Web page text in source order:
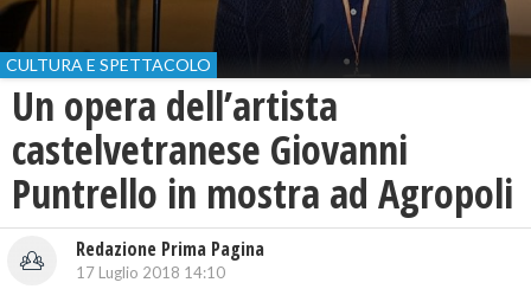
CULTURA E SPETTACOLO
Un opera dell’artista
castelvetranese Giovanni
Puntrello in mostra ad Agropoli
Redazione Prima Pagina
17 Luglio 2018 14:10